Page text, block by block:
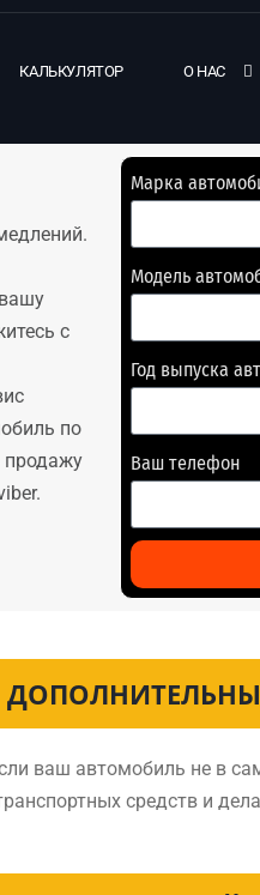
КАЛЬКУЛЯТОР О НАС
с
по
продажу
Марка
Модель
Год выпуска
Ваш телефон
ваш автомобиль не в
средств и